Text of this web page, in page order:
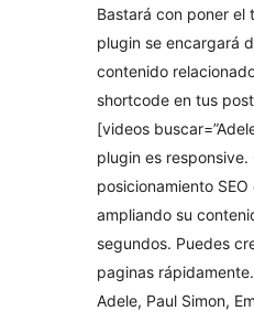
Bastará con poner
plugin se encargará
contenido
shortcode en tus
[videos
plugin es
posicionamiento
ampliando su
segundos. Puedes
paginas
Adele, Paul Simon,